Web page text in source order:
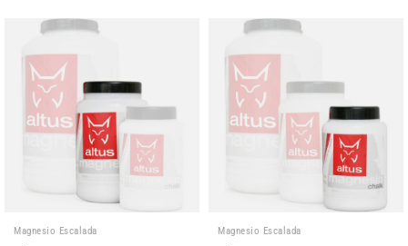
Magnesio Escalada Magnesio Escalada